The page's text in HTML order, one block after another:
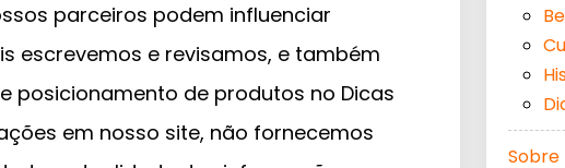
parceiros podem influenciar
escrevemos e revisamos, e também
posicionamento de produtos no Dicas
em nosso site, não fornecemos
Sobre